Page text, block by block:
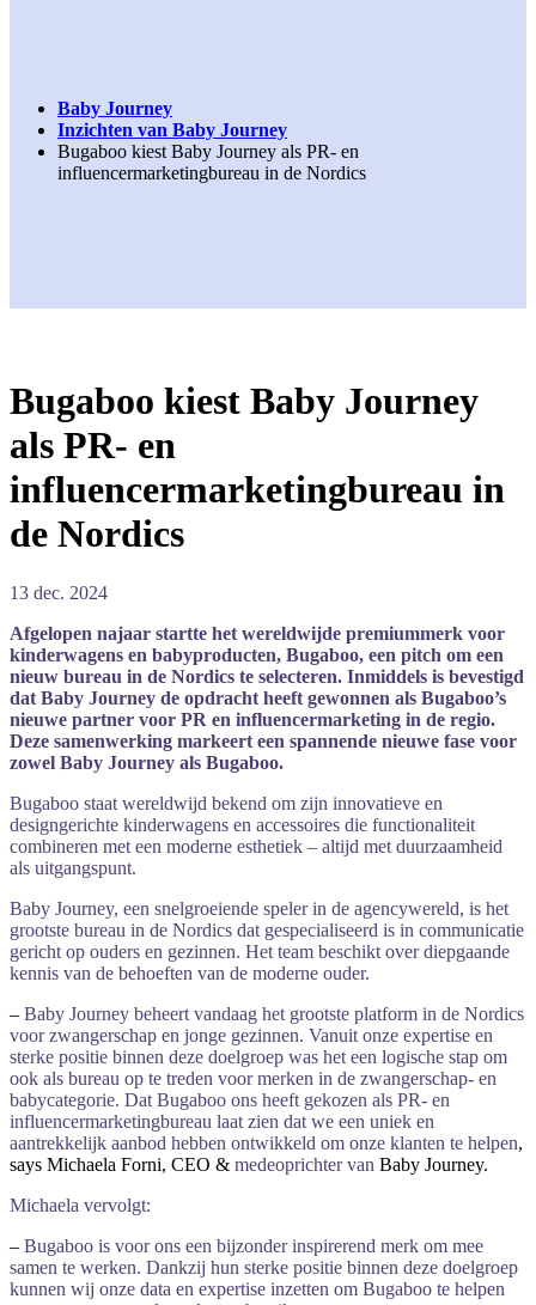
Baby Journey
Inzichten van Baby Journey
Bugaboo kiest Baby Journey als PR- en
influencermarketingbureau in de Nordics
Bugaboo kiest Baby Journey
als PR- en
influencermarketingbureau in
de Nordics
13 dec. 2024
Afgelopen najaar startte het wereldwijde premiummerk voor
kinderwagens en babyproducten, Bugaboo, een pitch om een
nieuw bureau in de Nordics te selecteren. Inmiddels is bevestigd
dat Baby Journey de opdracht heeft gewonnen als Bugaboo’s
nieuwe partner voor PR en influencermarketing in de regio.
Deze samenwerking markeert een spannende nieuwe fase voor
zowel Baby Journey als Bugaboo.
Bugaboo staat wereldwijd bekend om zijn innovatieve en
designgerichte kinderwagens en accessoires die functionaliteit
combineren met een moderne esthetiek – altijd met duurzaamheid
als uitgangspunt.
Baby Journey, een snelgroeiende spelerin de agencywereld, is het
grootste bureau in de Nordics dat gespecialiseerd is in communicatie
gericht op ouders en gezinnen. Het team beschikt overdiepgaande
kennis van de behoeften van de moderne ouder.
– Baby Journey beheert vandaag het grootste platform in de Nordics
voorzwangerschap en jonge gezinnen. Vanuit onze expertise en
sterke positie binnen deze doelgroep was het een logische stap om
ook als bureau op te treden voormerken in de zwangerschap- en
babycategorie. Dat Bugaboo ons heeft gekozen als PR- en
influencermarketingbureau laat zien dat we een uniek en
aantrekkelijk aanbod hebben ontwikkeld om onze klanten te helpen,
says Michaela Forni, CEO & medeoprichtervan Baby Journey.
Michaela vervolgt:
– Bugaboo is voorons een bijzonderinspirerend merk om mee
samen te werken. Dankzij hun sterke positie binnen deze doelgroep
kunnen wij onze data en expertise inzetten om Bugaboo te helpen